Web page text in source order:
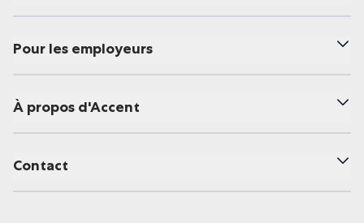
Pour les employeurs
À propos d'Accent
Contact